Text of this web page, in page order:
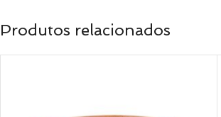
Produtos relacionados